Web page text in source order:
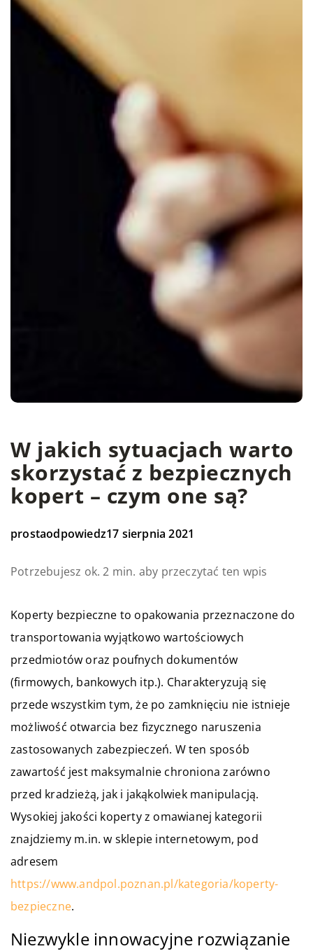
W jakich sytuacjach warto
skorzystać z bezpiecznych
kopert – czym one są?
prostaodpowiedz17 sierpnia 2021
Potrzebujesz ok. 2 min. aby przeczytać ten wpis
Koperty bezpieczne to opakowania przeznaczone do
transportowania wyjątkowo wartościowych
przedmiotów oraz poufnych dokumentów
(firmowych, bankowych itp.). Charakteryzują się
przede wszystkim tym, że po zamknięciu nie istnieje
możliwość otwarcia bez fizycznego naruszenia
zastosowanych zabezpieczeń. W ten sposób
zawartość jest maksymalnie chroniona zarówno
przed kradzieżą, jak i jakąkolwiek manipulacją.
Wysokiej jakości koperty z omawianej kategorii
znajdziemy m.in. w sklepie internetowym, pod
adresem
https://www.andpol.poznan.pl/kategoria/koperty-
bezpieczne.
Niezwykle innowacyjne rozwiązanie